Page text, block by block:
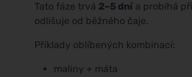
Tato fáze trvá 2–5 dní a probíhá
odlišuje od běžného čaje.
Příklady oblíbených kombinací:
maliny + máta